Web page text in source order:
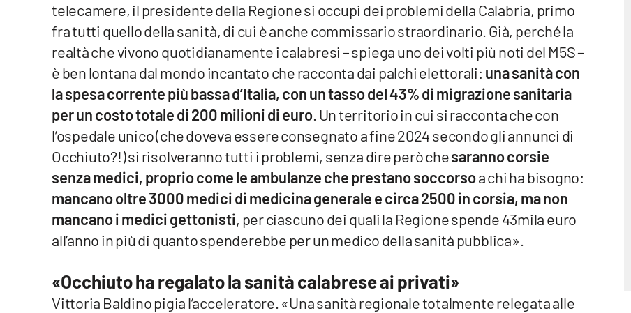
Buona Sanità Calabria
Destinazioni
telecamere, il presidente della Regione si occupi dei problemi della Calabria, primo
fra tutti quello della sanità, di cui è anche commissario straordinario. Già, perché la
realtà che vivono quotidianamente i calabresi – spiega uno dei volti più noti del M5S –
è ben lontana dal mondo incantato che racconta dai palchi elettorali: una sanità con
la spesa corrente più bassa d’Italia, con un tasso del 43% di migrazione sanitaria
per un costo totale di 200 milioni di euro. Un territorio in cui si racconta che con
l’ospedale unico (che doveva essere consegnato a fine 2024 secondo gli annunci di
Occhiuto?!) si risolveranno tutti i problemi, senza dire però chesaranno corsie
senza medici, proprio come le ambulanze che prestano soccorsoa chi ha bisogno:
mancano oltre 3000 medici di medicina generale e circa 2500 in corsia, ma non
mancano i medici gettonisti, per ciascuno dei quali la Regione spende 43mila euro
all’anno in più di quanto spenderebbe per un medico della sanità pubblica».
«Occhiuto ha regalato la sanità calabrese ai privati»
Vittoria Baldino pigia l’acceleratore. «Una sanità regionale totalmente relegata alle